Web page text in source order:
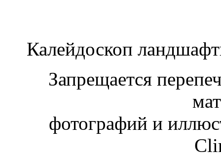
Калейдоскоп
Запрещается
фотографий и